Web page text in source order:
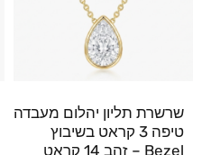
שרשרת תליון יהלום מעבדה
טיפה 3 קראט בשיבוץ
Bezel – זהב 14 קראט